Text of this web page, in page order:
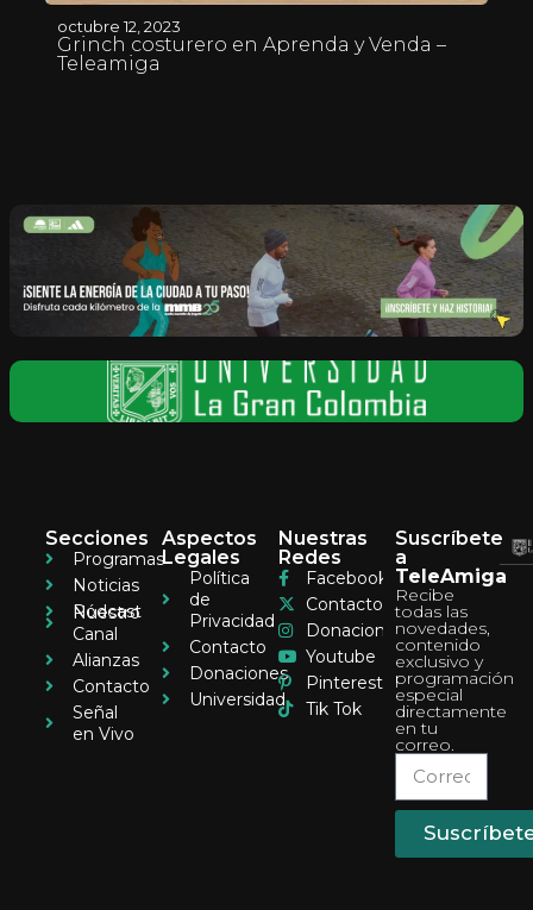
octubre 12, 2023
Grinch costurero en Aprenda y Venda –
Teleamiga
Secciones
Programas
Noticias
Pódcast
Nuestro
Canal
Alianzas
Contacto
Señal
en Vivo
Aspectos
Legales
Política
de
Privacidad
Contacto
Donaciones
Universidad
Nuestras
Redes
Facebook
Contacto
Donaciones
Youtube
Pinterest
Tik Tok
Suscríbete
a
TeleAmiga
Recibe
todas las
novedades,
contenido
exclusivo y
programación
especial
directamente
en tu
correo.